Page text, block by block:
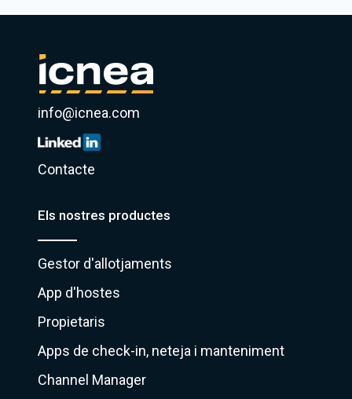
info@icnea.com
Contacte
Els nostres productes
Gestor d'allotjaments
App d'hostes
Propietaris
Apps de check-in, neteja i manteniment
Channel Manager